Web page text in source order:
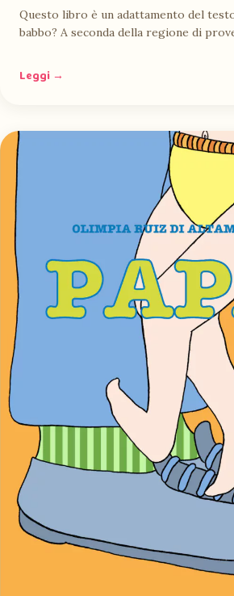
Questo libro è un adattamento del
babbo? A seconda della regione di
Leggi →